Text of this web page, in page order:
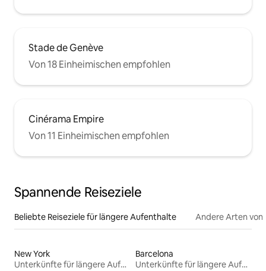
Stade de Genève
Von 18 Einheimischen empfohlen
Cinérama Empire
Von 11 Einheimischen empfohlen
Spannende Reiseziele
Beliebte Reiseziele für längere Aufenthalte Andere Arten
New York
Unterkünfte für längere Aufenthalte
Barcelona
Unterkünfte für längere Aufenthalte